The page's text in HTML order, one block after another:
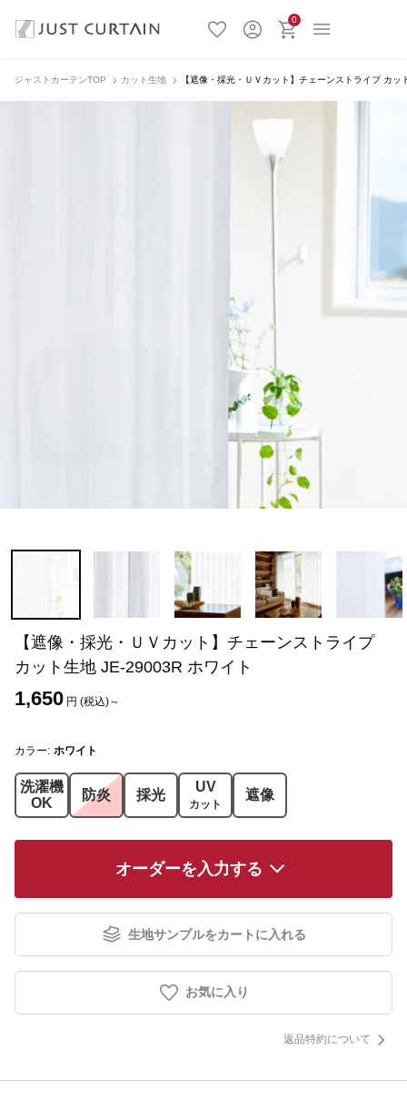
0
ジャストカーテンTOP カット生地 【遮像・採光・ＵＶカット】チェーンストライプ カ
【遮像・採光・ＵＶカット】チェーンストライプ
カット生地 JE-29003R ホワイト
1,650 円 (税込)～
カラー: ホワイト
洗濯機
OK
防炎 採光
UV
カット
遮像
オーダーを入力する
生地サンプルをカートに入れる
お気に入り
返品特約について